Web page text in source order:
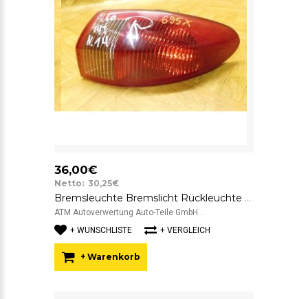
36,00€
Netto: 30,25€
Bremsleuchte Bremslicht Rückleuchte Rücklicht rechts Alfa Romeo 147 3 türig
ATM Autoverwertung Auto-Teile GmbH ..
+ WUNSCHLISTE
+ VERGLEICH
+ Warenkorb